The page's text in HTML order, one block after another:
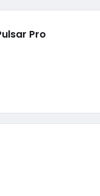
Pro